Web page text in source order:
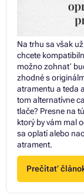
Na trhu sa však
chcete
možno zohnať
zhodné s
atramentu a teda
tom alternatívne
tlače? Presne na
ktorý by vám mal
sa oplatí alebo
atrament.
Prečítať